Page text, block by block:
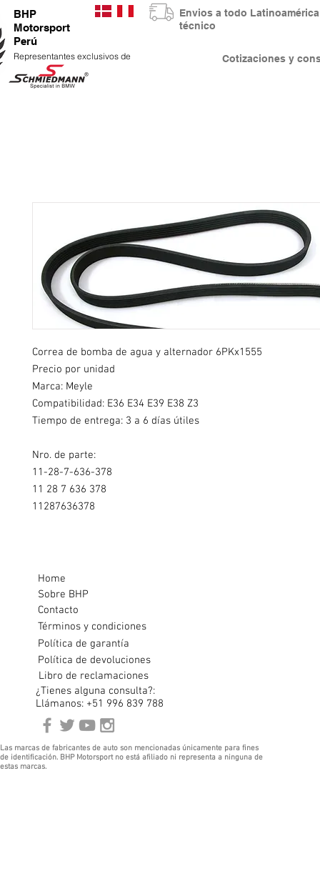
BHP
Motorsport
Perú
Representantes exclusivos de Cotizaciones y
Envios a todo
técnico
Correa de bomba de agua y alternador 6PKx1555
Precio por unidad
Marca: Meyle
Compatibilidad: E36 E34 E39 E38 Z3
Tiempo de entrega: 3 a 6 días útiles
Nro. de parte:
11-28-7-636-378
11 28 7 636 378
11287636378
Home
Sobre BHP
Contacto
Términos y condiciones
Política de garantía
Política de devoluciones
Libro de reclamaciones
¿Tienes alguna consulta?:
Llámanos: +51 996 839 788
Las marcas de fabricantes de auto son mencionadas únicamente para fines
de identificación. BHP Motorsport no está afiliado ni representa a ninguna de
estas marcas.